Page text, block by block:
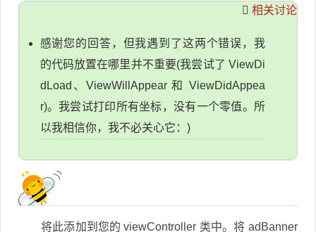
相关讨论
感谢您的回答，但我遇到了这两个错误，我
的代码放置在哪里并不重要(我尝试了 ViewDi
dLoad、ViewWillAppear 和 ViewDidAppea
r)。我尝试打印所有坐标，没有一个零值。所
以我相信你，我不必关心它：)
将此添加到您的 viewController 类中。将 adBanner